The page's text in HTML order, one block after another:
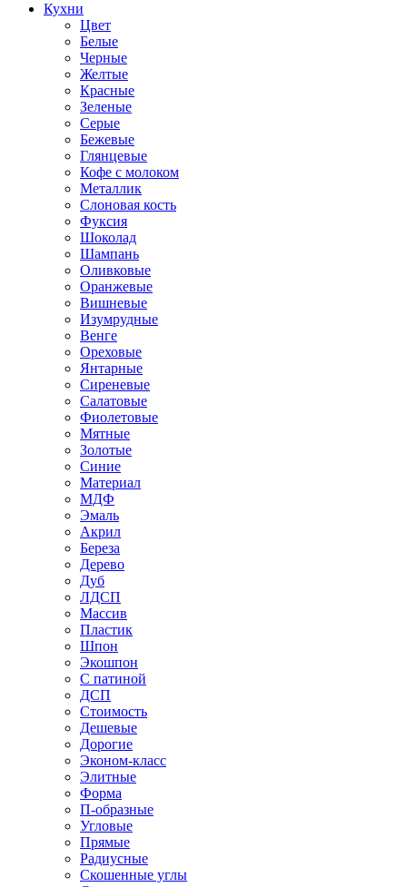
Кухни
Цвет
Белые
Черные
Желтые
Красные
Зеленые
Серые
Бежевые
Глянцевые
Кофе с молоком
Металлик
Слоновая кость
Фуксия
Шоколад
Шампань
Оливковые
Оранжевые
Вишневые
Изумрудные
Венге
Ореховые
Янтарные
Сиреневые
Салатовые
Фиолетовые
Мятные
Золотые
Синие
Материал
МДФ
Эмаль
Акрил
Береза
Дерево
Дуб
ЛДСП
Массив
Пластик
Шпон
Экошпон
С патиной
ДСП
Стоимость
Дешевые
Дорогие
Эконом-класс
Элитные
Форма
П-образные
Угловые
Прямые
Радиусные
Скошенные углы